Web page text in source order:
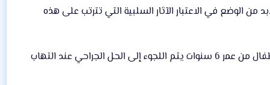
الوضع في الاعتبار الآثار السلبية التي تترتب على هذه
وأوضح الدكتور كريستوف، أن قرار استئصال اللوزتين يتوقف على الحالة الفردية؛ فعلى سبيل المثال الأطفال من عمر 6 سنوات يتم اللجوء إلى الحل الجراحي عند التهاب